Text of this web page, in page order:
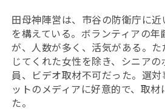
田母神陣営は、市谷の防衛庁に
を構えている。ボランティアの
が、人数が多く、活気がある。
じてくれた女性を除き、シニア
員、ビデオ取材不可だった。選
ットのメディアに好意的で、取材
た。